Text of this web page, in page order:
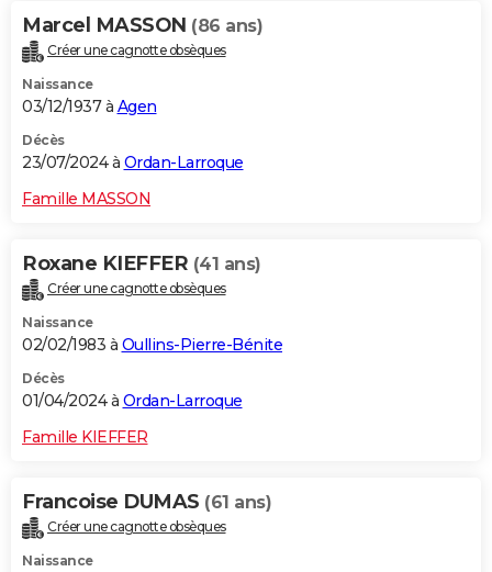
Marcel MASSON (86 ans)
Créer une cagnotte obsèques
Naissance
03/12/1937 à Agen
Décès
23/07/2024 à Ordan-Larroque
Famille MASSON
Roxane KIEFFER (41 ans)
Créer une cagnotte obsèques
Naissance
02/02/1983 à Oullins-Pierre-Bénite
Décès
01/04/2024 à Ordan-Larroque
Famille KIEFFER
Francoise DUMAS (61 ans)
Créer une cagnotte obsèques
Naissance